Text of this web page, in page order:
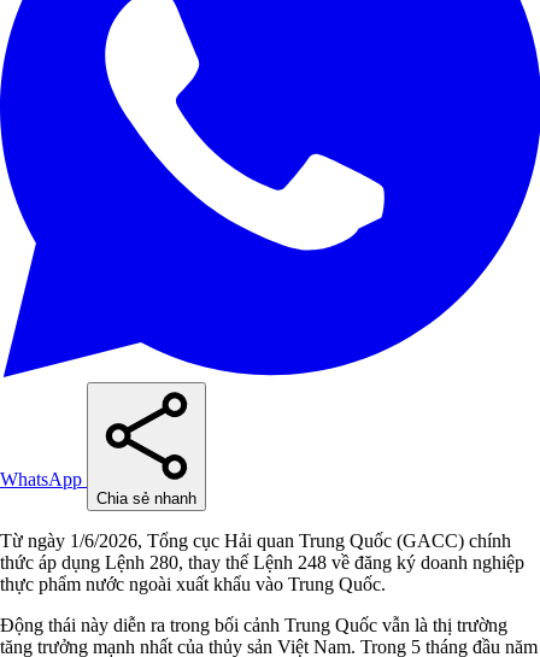
WhatsApp
Chia sẻ nhanh
Từ ngày 1/6/2026, Tổng cục Hải quan Trung Quốc (GACC) chính
thức áp dụng Lệnh 280, thay thế Lệnh 248 về đăng ký doanh nghiệp
thực phẩm nước ngoài xuất khẩu vào Trung Quốc.
Động thái này diễn ra trong bối cảnh Trung Quốc vẫn là thị trường
tăng trưởng mạnh nhất của thủy sản Việt Nam. Trong 5 tháng đầu năm